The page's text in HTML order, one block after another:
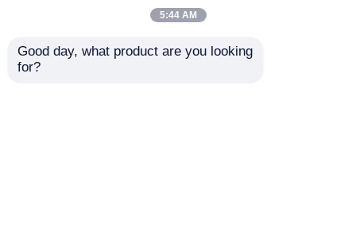
Lebar 9mm 19mm
5:44 AM
Good day, what product are you looking
for?